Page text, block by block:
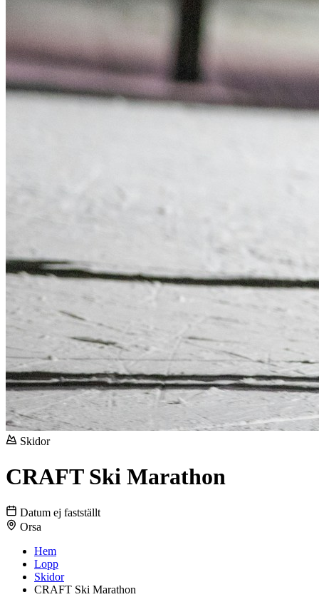
Skidor
CRAFT Ski Marathon
Datum ej fastställt
Orsa
Hem
Lopp
Skidor
CRAFT Ski Marathon